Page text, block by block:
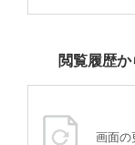
閲覧履歴
画面の